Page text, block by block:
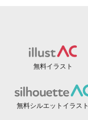
無料イラスト
無料シルエットイラスト